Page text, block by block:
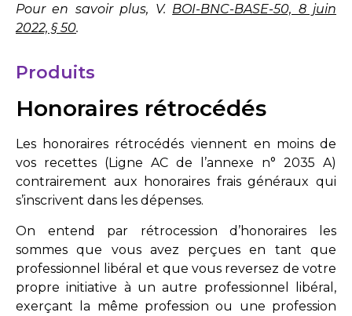
Pour en savoir plus, V. BOI-BNC-BASE-50, 8 juin
2022, § 50.
Produits
Honoraires rétrocédés
Les honoraires rétrocédés viennent en moins de
vos recettes (Ligne AC de l’annexe n° 2035 A)
contrairement aux honoraires frais généraux qui
s’inscrivent dans les dépenses.
On entend par rétrocession d’honoraires les
sommes que vous avez perçues en tant que
professionnel libéral et que vous reversez de votre
propre initiative à un autre professionnel libéral,
exerçant la même profession ou une profession